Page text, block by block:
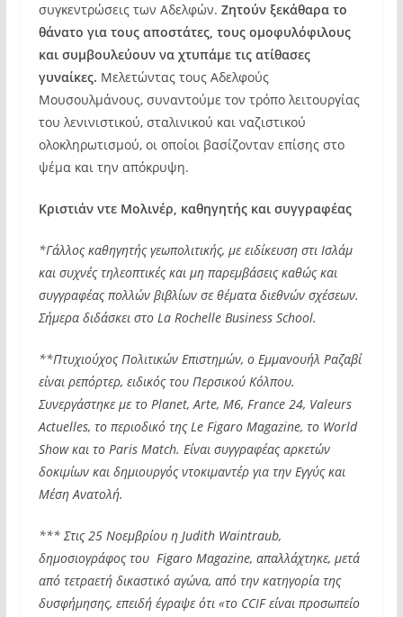
συγκεντρώσεις των Αδελφών. Ζητούν ξεκάθαρα το
θάνατο για τους αποστάτες, τους ομοφυλόφιλους
και συμβουλεύουν να χτυπάμε τις ατίθασες
γυναίκες. Μελετώντας τους Αδελφούς
Μουσουλμάνους, συναντούμε τον τρόπο λειτουργίας
του λενινιστικού, σταλινικού και ναζιστικού
ολοκληρωτισμού, οι οποίοι βασίζονταν επίσης στο
ψέμα και την απόκρυψη.
Κριστιάν ντε Μολινέρ, καθηγητής και συγγραφέας
*Γάλλος καθηγητής γεωπολιτικής, με ειδίκευση στι Ισλάμ
και συχνές τηλεοπτικές και μη παρεμβάσεις καθώς και
συγγραφέας πολλών βιβλίων σε θέματα διεθνών σχέσεων.
Σήμερα διδάσκει στο La Rochelle Business School.
**Πτυχιούχος Πολιτικών Επιστημών, ο Εμμανουήλ Ραζαβί
είναι ρεπόρτερ, ειδικός του Περσικού Κόλπου.
Συνεργάστηκε με το Planet, Arte, M6, France 24, Valeurs
Actuelles, το περιοδικό της Le Figaro Magazine, το World
Show και το Paris Match. Είναι συγγραφέας αρκετών
δοκιμίων και δημιουργός ντοκιμαντέρ για την Εγγύς και
Μέση Ανατολή.
*** Στις 25 Νοεμβρίου η Judith Waintraub,
δημοσιογράφος του Figaro Magazine, απαλλάχτηκε, μετά
από τετραετή δικαστικό αγώνα, από την κατηγορία της
δυσφήμησης, επειδή έγραψε ότι «το CCIF είναι προσωπείο